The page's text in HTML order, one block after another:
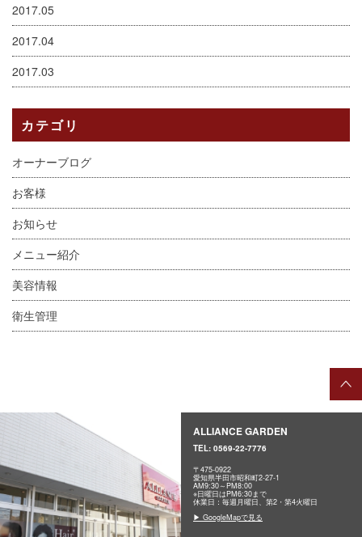
2017.05
2017.04
2017.03
カテゴリ
オーナーブログ
お客様
お知らせ
メニュー紹介
美容情報
衛生管理
ALLIANCE GARDEN
TEL: 0569-22-7776
〒475-0922
愛知県半田市昭和町2-27-1
AM9:30～PM8:00
※日曜日はPM6:30まで
休業日：毎週月曜日、第2・第4火曜日
▶ GoogleMapで見る